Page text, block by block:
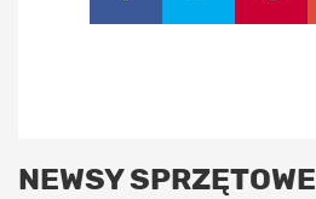
NEWSY SPRZĘTOWE